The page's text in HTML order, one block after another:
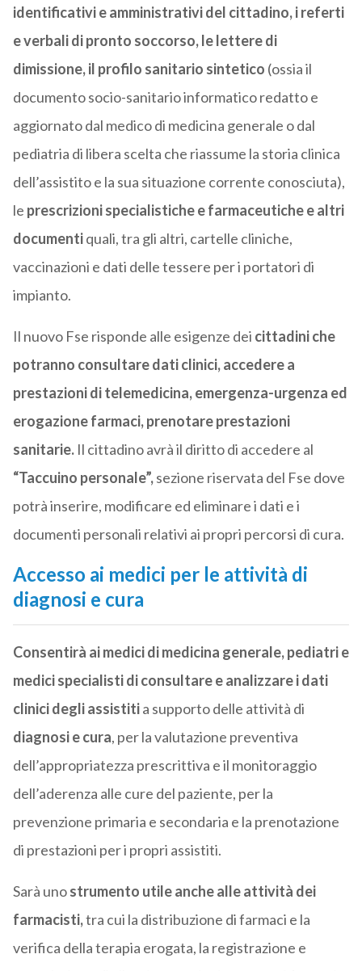
identificativi e amministrativi del cittadino, i referti
e verbali di pronto soccorso, le lettere di
dimissione, il profilo sanitario sintetico (ossia il
documento socio-sanitario informatico redatto e
aggiornato dal medico di medicina generale o dal
pediatria di libera scelta che riassume la storia clinica
dell’assistito e la sua situazione corrente conosciuta),
le prescrizioni specialistiche e farmaceutiche e altri
documentiquali, tra gli altri, cartelle cliniche,
vaccinazioni e dati delle tessere per i portatori di
impianto.
Il nuovo Fse risponde alle esigenze dei cittadini che
potranno consultare dati clinici, accedere a
prestazioni di telemedicina, emergenza-urgenza ed
erogazione farmaci, prenotare prestazioni
sanitarie.Il cittadino avrà il diritto di accedere al
“Taccuino personale”,sezione riservata del Fse dove
potrà inserire, modificare ed eliminare i dati e i
documenti personali relativi ai propri percorsi di cura.
Accesso ai medici per le attività di
diagnosi e cura
Consentirà ai medici di medicina generale, pediatri e
medici specialisti di consultare e analizzare i dati
clinici degli assistitia supporto delle attività di
diagnosi e cura, per la valutazione preventiva
dell’appropriatezza prescrittiva e il monitoraggio
dell’aderenza alle cure del paziente, per la
prevenzione primaria e secondaria e la prenotazione
di prestazioni per i propri assistiti.
Sarà unostrumento utile anche alle attività dei
farmacisti,tra cui la distribuzione di farmaci e la
verifica della terapia erogata, la registrazione e